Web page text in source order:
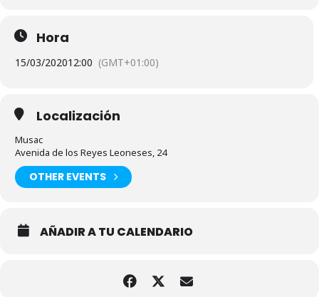
Hora
15/03/202012:00 (GMT+01:00)
Localización
Musac
Avenida de los Reyes Leoneses, 24
OTHER EVENTS
AÑADIR A TU CALENDARIO